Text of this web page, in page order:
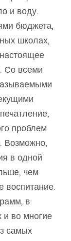
и воду.
бюджета,
школах,
Со всеми
проблем
Возможно,
в одной
чем
воспитание.
в
и во многие
самых